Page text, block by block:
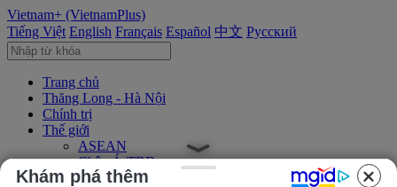
Vietnam+ (VietnamPlus)
Tiếng Việt English Français Español 中文 Русский
Trang chủ
Thăng Long - Hà Nội
Chính trị
Thế giới
ASEAN
Châu Á-TBD
Trung Đông
Khám phá thêm